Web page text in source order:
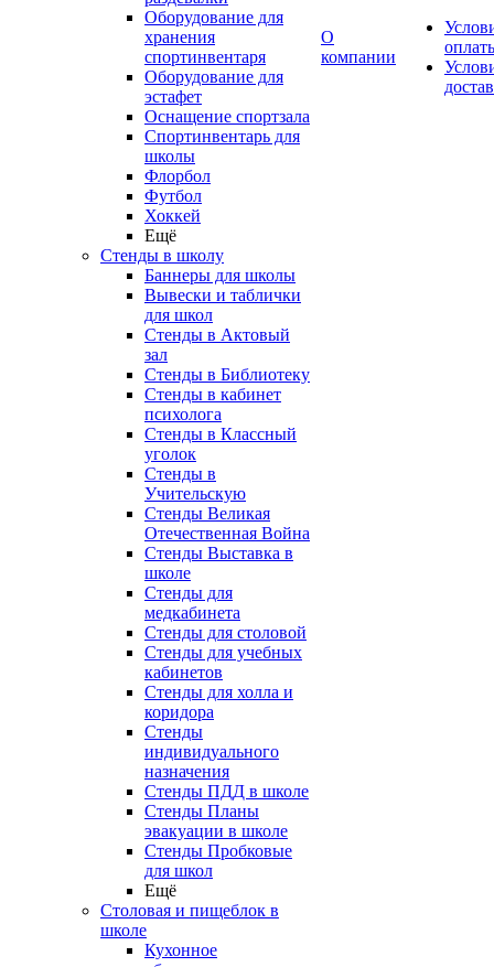
Оборудование для
хранения
спортинвентаря
Оборудование для
эстафет
Оснащение спортзала
Спортинвентарь для
школы
Флорбол
Футбол
Хоккей
Ещё
Стенды в школу
Баннеры для школы
Вывески и таблички
для школ
Стенды в Актовый
зал
Стенды в Библиотеку
Стенды в кабинет
психолога
Стенды в Классный
уголок
Стенды в
Учительскую
Стенды Великая
Отечественная Война
Стенды Выставка в
школе
Стенды для
медкабинета
Стенды для столовой
Стенды для учебных
кабинетов
Стенды для холла и
коридора
Стенды
индивидуального
назначения
Стенды ПДД в школе
Стенды Планы
эвакуации в школе
Стенды Пробковые
для школ
Ещё
Столовая и пищеблок в
школе
Кухонное
О
компании